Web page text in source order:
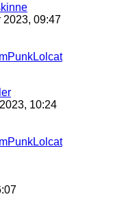
2023, 09:47
10:24